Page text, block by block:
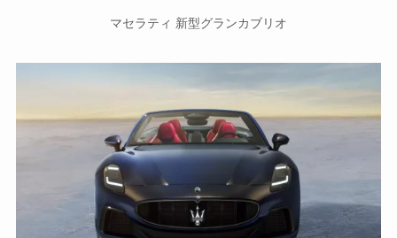
マセラティ 新型グランカブリオ